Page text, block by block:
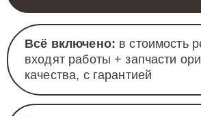
Всё включено: в стоимость
входят работы + запчасти
качества, с гарантией